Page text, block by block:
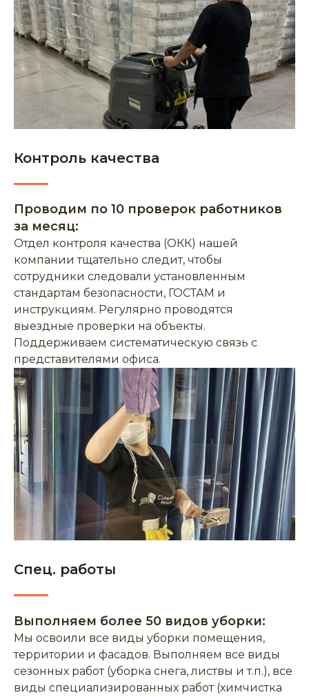
Контроль качества
Проводим по 10 проверок работников
за месяц:
Отдел контроля качества (ОКК) нашей
компании тщательно следит, чтобы
сотрудники следовали установленным
стандартам безопасности, ГОСТАМ и
инструкциям. Регулярно проводятся
выездные проверки на объекты.
Поддерживаем систематическую связь с
представителями офиса.
Спец. работы
Выполняем более 50 видов уборки:
Мы освоили все виды уборки помещения,
территории и фасадов. Выполняем все виды
сезонных работ (уборка снега, листвы и т.п.), все
виды специализированных работ (химчистка